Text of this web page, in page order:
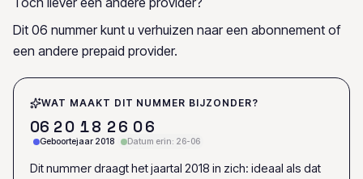
Dit 06 nummer kunt u verhuizen naar een abonnement of
een andere prepaid provider.
WAT MAAKT DIT NUMMER BIJZONDER?
06 20 18 26 06
Geboortejaar 2018 Datum erin: 26-06
Dit nummer draagt het jaartal 2018 in zich: ideaal als dat